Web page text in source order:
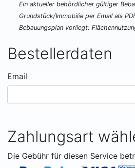
Ein aktueller behördlicher gültiger
Grundstück/Immobilie per Email als
Bebauungsplan vorliegt:
Bestellerdaten
Email
Zahlungsart
Die Gebühr für diesen Service